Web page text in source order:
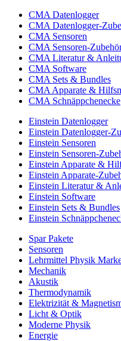
CMA Datenlogger
CMA Datenlogger-
CMA Sensoren
CMA Sensoren-
CMA Literatur &
CMA Software
CMA Sets & Bundles
CMA Apparate &
CMA Schnäppchenecke
Einstein Datenlogger
Einstein Datenlogger-
Einstein Sensoren
Einstein Sensoren-
Einstein Apparate &
Einstein Apparate-
Einstein Literatur &
Einstein Software
Einstein Sets & Bundles
Einstein
Spar Pakete
Sensoren
Lehrmittel Physik
Mechanik
Akustik
Thermodynamik
Elektrizität &
Licht & Optik
Moderne Physik
Energie